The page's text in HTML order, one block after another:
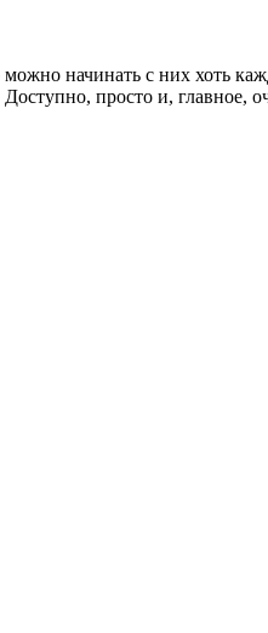
начинать с них хоть
просто и, главное,